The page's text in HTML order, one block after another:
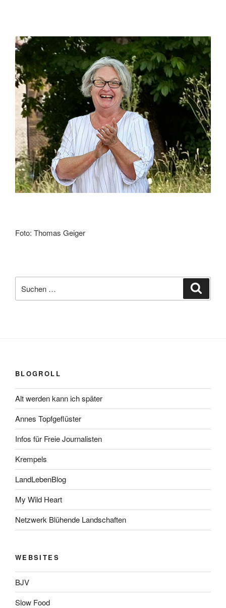
Foto: Thomas Geiger
nach:
BLOGROLL
Alt werden kann ich später
Annes Topfgeflüster
Infos für Freie Journalisten
Krempels
LandLebenBlog
My Wild Heart
Netzwerk Blühende Landschaften
WEBSITES
BJV
Slow Food